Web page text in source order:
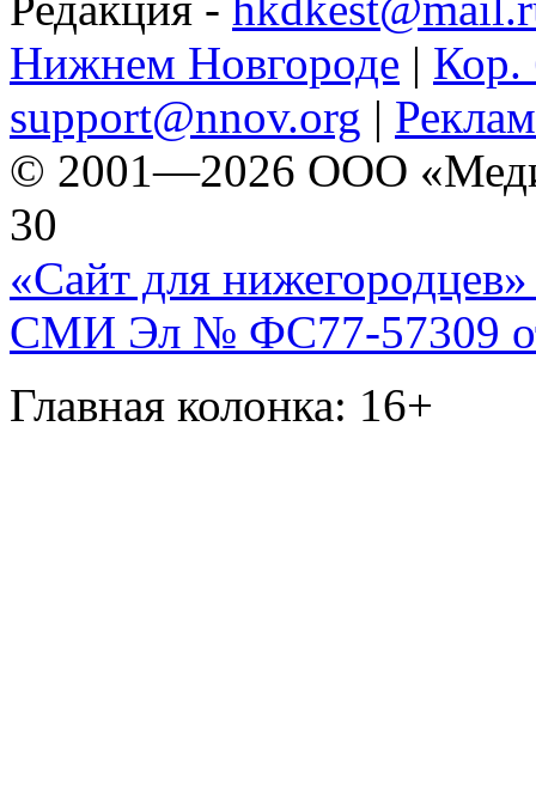
Нижнем Новгороде | Кор.
support@nnov.org |
© 2001—2026 ООО
30
«Сайт для нижегородцев»
СМИ Эл № ФС77-57309
Главная колонка: 16+